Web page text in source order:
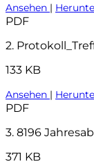
Ansehen |
PDF
2.
133 KB
Ansehen |
PDF
3. 8196
371 KB